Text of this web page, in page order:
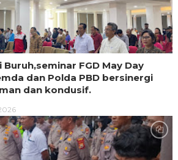
FGD May Day
dan Polda PBD bersinergi
dan kondusif.